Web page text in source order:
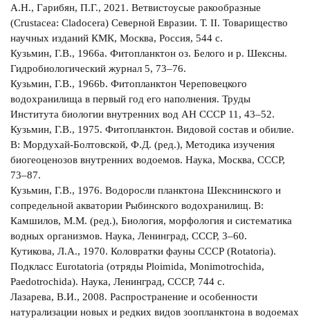
А.Н., Гарибян, П.Г., 2021. Ветвистоусые ракообразные
(Crustacea: Cladocera) Северной Евразии. Т. II. Товарищество
научных изданий КМК, Москва, Россия, 544 с.
Кузьмин, Г.В., 1966a. Фитопланктон оз. Белого и р. Шексны.
Гидробиологический журнал 5, 73–76.
Кузьмин, Г.В., 1966b. Фитопланктон Череповецкого
водохранилища в первый год его наполнения. Труды
Института биологии внутренних вод АН СССР 11, 43–52.
Кузьмин, Г.В., 1975. Фитопланктон. Видовой состав и обилие.
В: Мордухай-Болтовской, Ф.Д. (ред.), Методика изучения
биогеоценозов внутренних водоемов. Наука, Москва, СССР,
73–87.
Кузьмин, Г.В., 1976. Водоросли планктона Шекснинского и
сопредельной акватории Рыбинского водохранилищ. В:
Камшилов, М.М. (ред.), Биология, морфология и систематика
водных организмов. Наука, Ленинград, СССР, 3–60.
Кутикова, Л.А., 1970. Коловратки фауны СССР (Rotatoria).
Подкласс Eurotatoria (отряды Ploimida, Monimotrochida,
Paedotrochida). Наука, Ленинград, СССР, 744 с.
Лазарева, В.И., 2008. Распространение и особенности
натурализации новых и редких видов зоопланктона в водоемах